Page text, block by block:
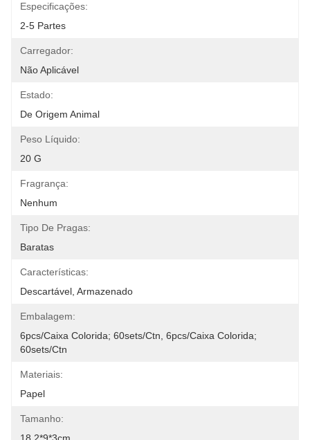
Especificações:
2-5 Partes
Carregador:
Não Aplicável
Estado:
De Origem Animal
Peso Líquido:
20 G
Fragrança:
Nenhum
Tipo De Pragas:
Baratas
Características:
Descartável, Armazenado
Embalagem:
6pcs/caixa Colorida; 60sets/ctn, 6pcs/caixa Colorida;
60sets/ctn
Materiais:
Papel
Tamanho: